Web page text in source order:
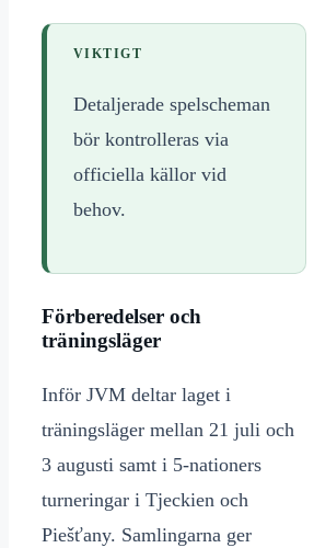
VIKTIGT
Detaljerade spelscheman
bör kontrolleras via
officiella källor vid
behov.
Förberedelser och
träningsläger
Inför JVM deltar laget i
träningsläger mellan 21 juli och
3 augusti samt i 5-nationers
turneringar i Tjeckien och
Piešťany. Samlingarna ger